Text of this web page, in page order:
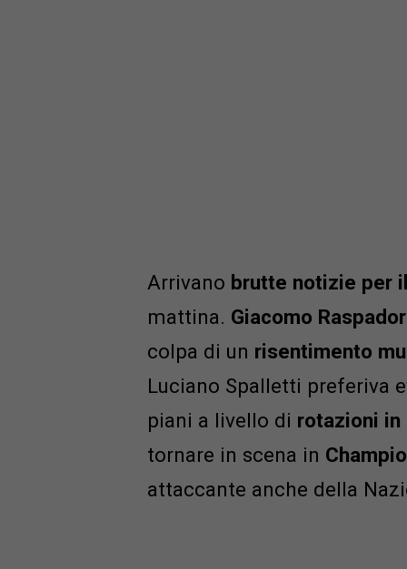
Arrivano brutte notizie per
mattina. Giacomo
colpa di un risentimento
Luciano Spalletti preferiva
piani a livello di rotazioni in
tornare in scena in
attaccante anche della